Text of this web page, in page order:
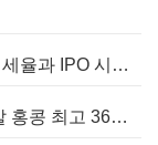
[홍콩뉴스] 외국인 금융 전문가들, 낮은 세율과 IPO 시장 회복에 홍콩으로 '대거 복귀'
[홍콩날씨] 태풍 ‘돌핀’ 영향… 이번 주말 홍콩 최고 36도 폭염 비상